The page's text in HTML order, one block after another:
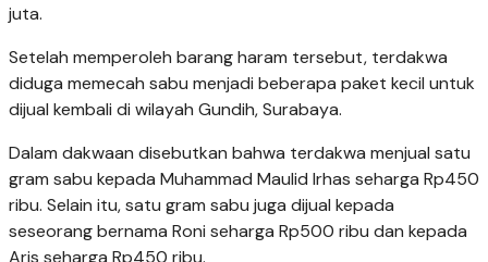
juta.
Setelah memperoleh barang haram tersebut, terdakwa
diduga memecah sabu menjadi beberapa paket kecil untuk
dijual kembali di wilayah Gundih, Surabaya.
Dalam dakwaan disebutkan bahwa terdakwa menjual satu
gram sabu kepada Muhammad Maulid Irhas seharga Rp450
ribu. Selain itu, satu gram sabu juga dijual kepada
seseorang bernama Roni seharga Rp500 ribu dan kepada
Aris seharga Rp450 ribu.